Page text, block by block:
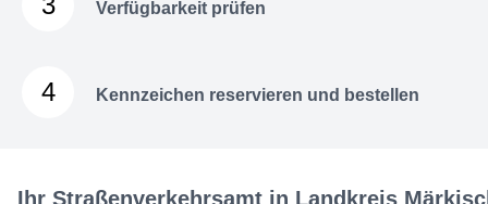
Verfügbarkeit prüfen
4 Kennzeichen reservieren und bestellen
Ihr Straßenverkehrsamt in Landkreis